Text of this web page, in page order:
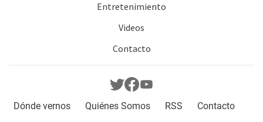
Entretenimiento
Videos
Contacto
Dónde vernos Quiénes Somos RSS
Contacto